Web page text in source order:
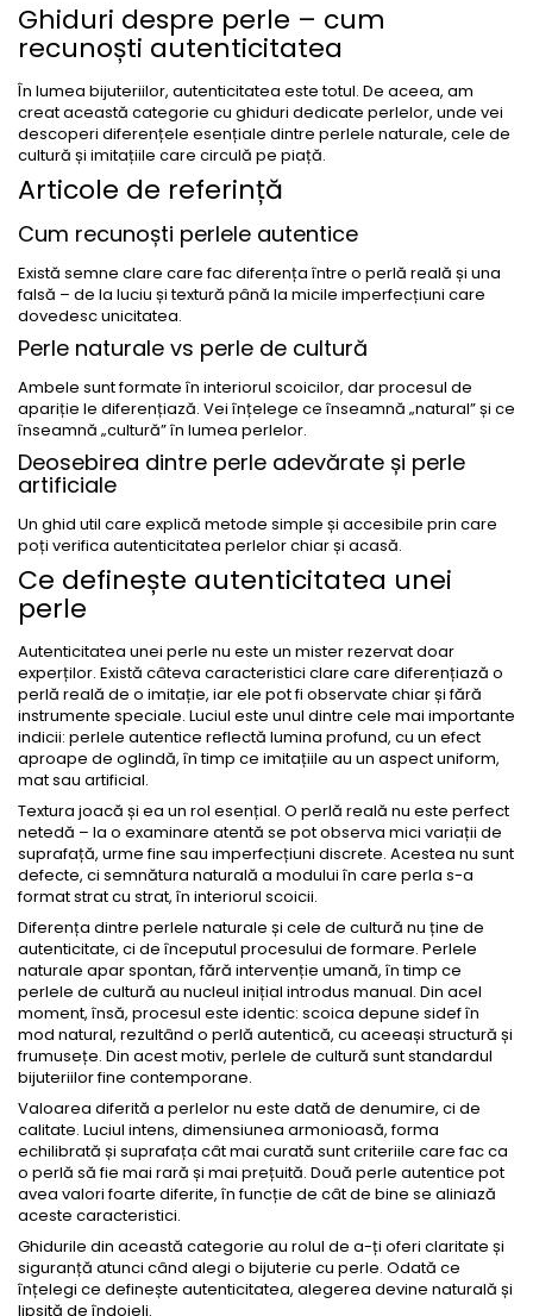
Ghiduri despre perle – cum
recunoști autenticitatea
În lumea bijuteriilor, autenticitatea este totul. De aceea, am
creat această categorie cu ghiduri dedicate perlelor, unde vei
descoperi diferențele esențiale dintre perlele naturale, cele de
cultură și imitațiile care circulă pe piață.
Articole de referință
Cum recunoști perlele autentice
Există semne clare care fac diferența între o perlă reală și una
falsă – de la luciu și textură până la micile imperfecțiuni care
dovedesc unicitatea.
Perle naturale vs perle de cultură
Ambele sunt formate în interiorul scoicilor, dar procesul de
apariție le diferențiază. Vei înțelege ce înseamnă „natural” și ce
înseamnă „cultură” în lumea perlelor.
Deosebirea dintre perle adevărate și perle
artificiale
Un ghid util care explică metode simple și accesibile prin care
poți verifica autenticitatea perlelor chiar și acasă.
Ce definește autenticitatea unei
perle
Autenticitatea unei perle nu este un mister rezervat doar
experților. Există câteva caracteristici clare care diferențiază o
perlă reală de o imitație, iar ele pot fi observate chiar și fără
instrumente speciale. Luciul este unul dintre cele mai importante
indicii: perlele autentice reflectă lumina profund, cu un efect
aproape de oglindă, în timp ce imitațiile au un aspect uniform,
mat sau artificial.
Textura joacă și ea un rol esențial. O perlă reală nu este perfect
netedă – la o examinare atentă se pot observa mici variații de
suprafață, urme fine sau imperfecțiuni discrete. Acestea nu sunt
defecte, ci semnătura naturală a modului în care perla s-a
format strat cu strat, în interiorul scoicii.
Diferența dintre perlele naturale și cele de cultură nu ține de
autenticitate, ci de începutul procesului de formare. Perlele
naturale apar spontan, fără intervenție umană, în timp ce
perlele de cultură au nucleul inițial introdus manual. Din acel
moment, însă, procesul este identic: scoica depune sidef în
mod natural, rezultând o perlă autentică, cu aceeași structură și
frumusețe. Din acest motiv, perlele de cultură sunt standardul
bijuteriilor fine contemporane.
Valoarea diferită a perlelor nu este dată de denumire, ci de
calitate. Luciul intens, dimensiunea armonioasă, forma
echilibrată și suprafața cât mai curată sunt criteriile care fac ca
o perlă să fie mai rară și mai prețuită. Două perle autentice pot
avea valori foarte diferite, în funcție de cât de bine se aliniază
aceste caracteristici.
Ghidurile din această categorie au rolul de a-ți oferi claritate și
siguranță atunci când alegi o bijuterie cu perle. Odată ce
înțelegi ce definește autenticitatea, alegerea devine naturală și
lipsită de îndoieli.